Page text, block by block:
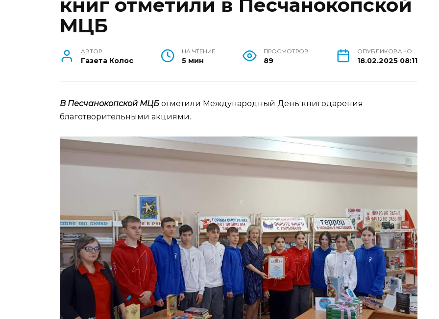
книг отметили в Песчанокопской
МЦБ
АВТОР
Газета Колос
НА ЧТЕНИЕ
5 мин
ПРОСМОТРОВ
89
ОПУБЛИКОВАНО
18.02.2025 08:11
В Песчанокопской МЦБ отметили Международный День книгодарения
благотворительными акциями.